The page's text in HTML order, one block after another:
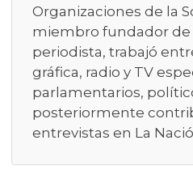
Organizaciones de la
miembro fundador de
periodista, trabajó
gráfica, radio y TV
parlamentarios,
posteriormente
entrevistas en La